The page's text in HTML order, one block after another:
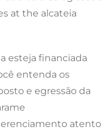
at the alcateia
esteja financiada
entenda os
e egressão da
atento